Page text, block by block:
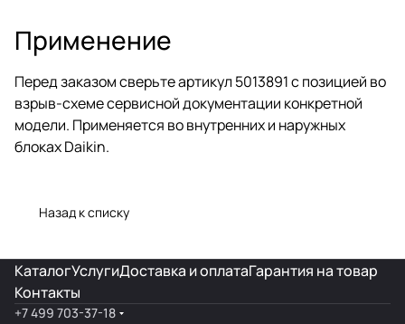
Применение
Перед заказом сверьте артикул 5013891 с позицией во
взрыв-схеме сервисной документации конкретной
модели. Применяется во внутренних и наружных
блоках Daikin.
Назад к списку
КаталогУслугиДоставка и оплатаГарантия на товар
Контакты
+7 499 703-37-18